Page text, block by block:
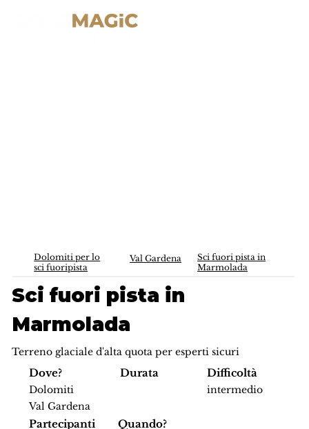
Dolomiti per lo
sci fuoripista
Val Gardena
Sci fuori pista in
Marmolada
Sci fuori pista in
Marmolada
Terreno glaciale d'alta quota per esperti sicuri
Dove?
Dolomiti
Val Gardena
Durata Difficoltà
intermedio
Partecipanti Quando?